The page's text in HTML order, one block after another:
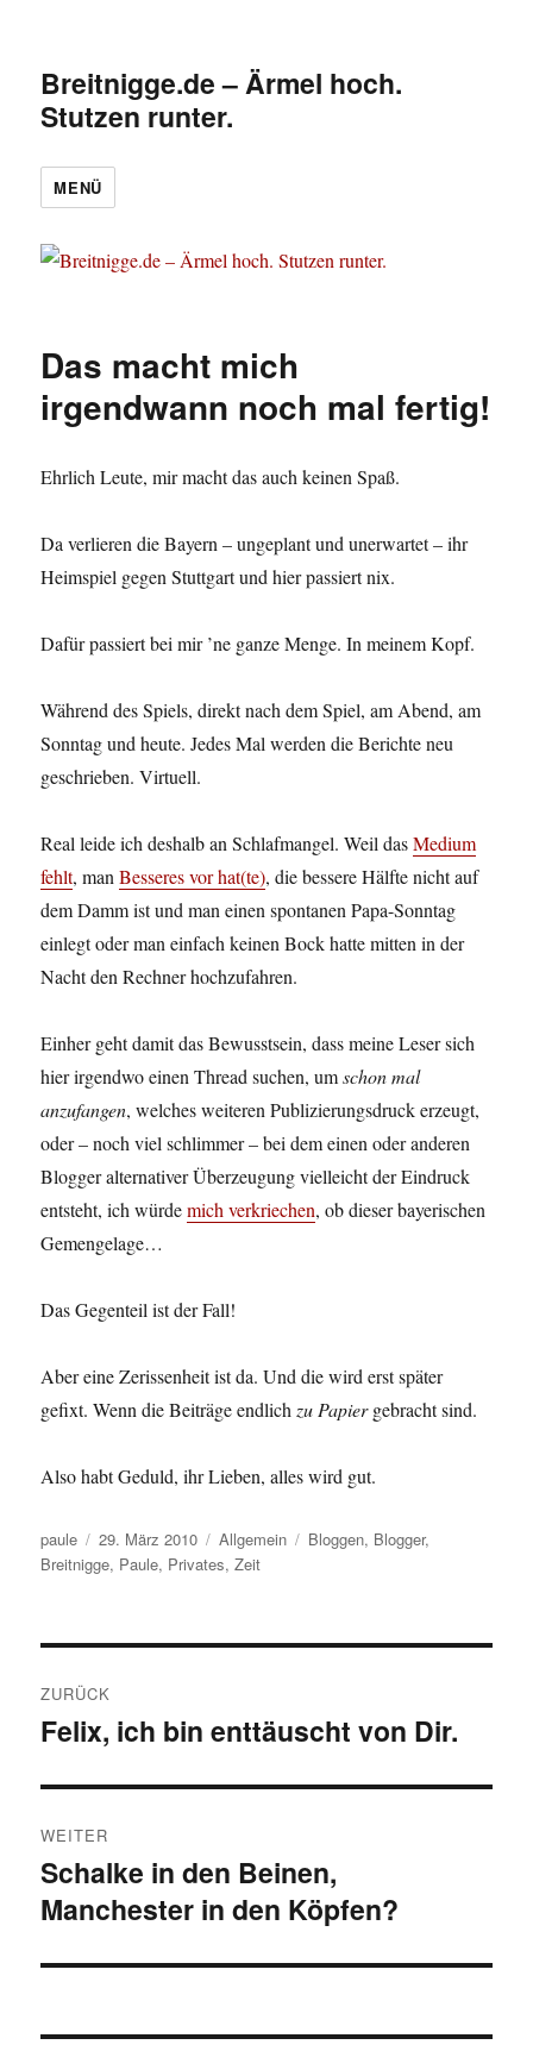
Breitnigge.de – Ärmel hoch.
Stutzen runter.
MENÜ
Das macht mich
irgendwann noch mal fertig!
Ehrlich Leute, mir macht das auch keinen Spaß.
Da verlieren die Bayern – ungeplant und unerwartet – ihr
Heimspiel gegen Stuttgart und hier passiert nix.
Dafür passiert bei mir ’ne ganze Menge. In meinem Kopf.
Während des Spiels, direkt nach dem Spiel, am Abend, am
Sonntag und heute. Jedes Mal werden die Berichte neu
geschrieben. Virtuell.
Real leide ich deshalb an Schlafmangel. Weil dasMedium
fehlt, manBesseres vor hat(te), die bessere Hälfte nicht auf
dem Damm ist und man einen spontanen Papa-Sonntag
einlegt oder man einfach keinen Bock hatte mitten in der
Nacht den Rechner hochzufahren.
Einher geht damit das Bewusstsein, dass meine Leser sich
hier irgendwo einen Thread suchen, umschon mal
anzufangen, welches weiteren Publizierungsdruck erzeugt,
oder – noch viel schlimmer – bei dem einen oder anderen
Blogger alternativer Überzeugung vielleicht der Eindruck
entsteht, ich würdemich verkriechen, ob dieser bayerischen
Gemengelage…
Das Gegenteil ist der Fall!
Aber eine Zerissenheit ist da. Und die wird erst später
gefixt. Wenn die Beiträge endlichzu Papiergebracht sind.
Also habt Geduld, ihr Lieben, alles wird gut.
Autor
paule
Veröffentlicht
am
29. März 2010 Kategorien
Allgemein Schlagwörter
Bloggen, Blogger,
Breitnigge, Paule, Privates,Zeit
ZURÜCK
Vorheriger
Felix, ich bin enttäuscht von Dir.
WEITER
Nächster
Beitrag:
Schalke in den Beinen,
Manchester in den Köpfen?